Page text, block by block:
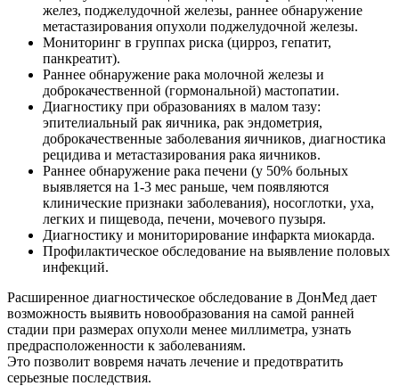
желез, поджелудочной железы, раннее обнаружение
метастазирования опухоли поджелудочной железы.
Мониторинг в группах риска (цирроз, гепатит,
панкреатит).
Раннее обнаружение рака молочной железы и
доброкачественной (гормональной) мастопатии.
Диагностику при образованиях в малом тазу:
эпителиальный рак яичника, рак эндометрия,
доброкачественные заболевания яичников, диагностика
рецидива и метастазирования рака яичников.
Раннее обнаружение рака печени (у 50% больных
выявляется на 1-3 мес раньше, чем появляются
клинические признаки заболевания), носоглотки, уха,
легких и пищевода, печени, мочевого пузыря.
Диагностику и мониторирование инфаркта миокарда.
Профилактическое обследование на выявление половых
инфекций.
Расширенное диагностическое обследование в ДонМед дает
возможность выявить новообразования на самой ранней
стадии при размерах опухоли менее миллиметра, узнать
предрасположенности к заболеваниям.
Это позволит вовремя начать лечение и предотвратить
серьезные последствия.